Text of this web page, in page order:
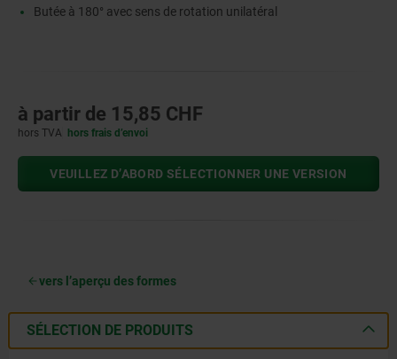
Butée à 180° avec sens de rotation unilatéral
à partir de 15,85 CHF
hors TVA hors frais d’envoi
VEUILLEZ D’ABORD SÉLECTIONNER UNE VERSION
vers l’aperçu des formes
SÉLECTION DE PRODUITS